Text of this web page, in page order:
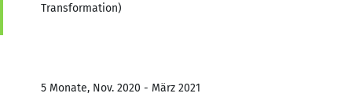
Transformation)
5 Monate, Nov. 2020 - März 2021